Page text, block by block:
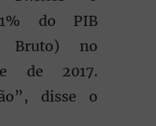
do PIB
Bruto) no
de 2017.
disse o